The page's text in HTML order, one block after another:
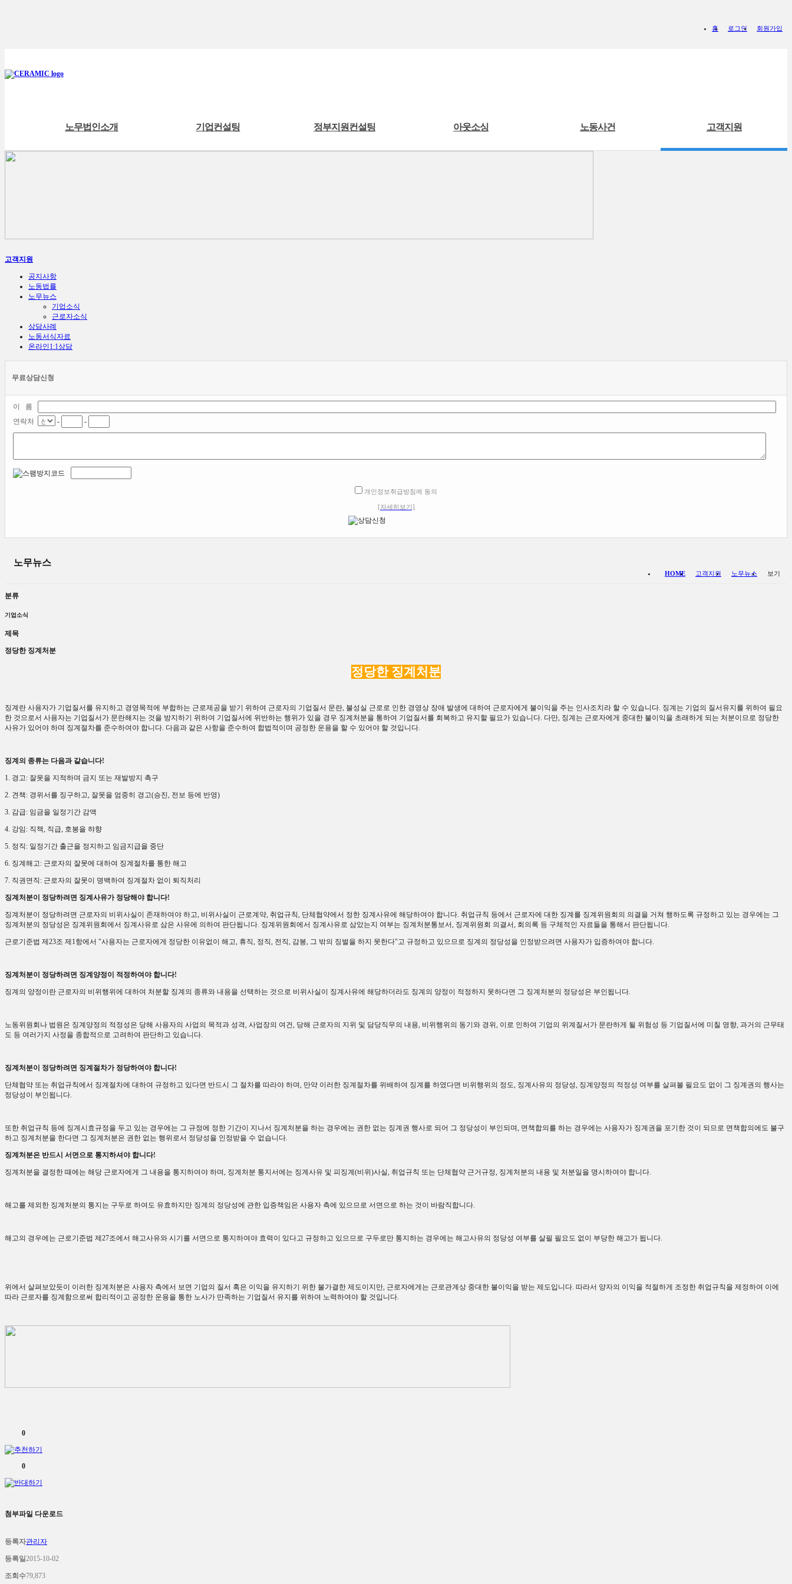
홈 로그인 회원가입
노무법인소개 기업컨설팅 정부지원컨설팅 아웃소싱 노동사건 고객지원
고객지원
공지사항
노동법률
노무뉴스
기업소식
근로자소식
상담사례
노동서식자료
온라인1:1상담
무료상담신청
이 름
연락처
- -
개인정보취급방침에 동의
[자세히보기]
노무뉴스
HOME 고객지원 노무뉴스 보기
분류
기업소식
제목
정당한 징계처분
정당한 징계처분
징계란 사용자가 기업질서를 유지하고 경영목적에 부합하는 근로제공을 받기 위하여 근로자의 기업질서 문란, 불성실 근로로 인한 경영상 장애 발생에 대하여 근로자에게 불이익을 주는 인사조치라 할 수 있습니다. 징계는 기업의 질서유지를 위하여 필요
한 것으로서 사용자는 기업질서가 문란해지는 것을 방지하기 위하여 기업질서에 위반하는 행위가 있을 경우 징계처분을 통하여 기업질서를 회복하고 유지할 필요가 있습니다. 다만, 징계는 근로자에게 중대한 불이익을 초래하게 되는 처분이므로 정당한
사유가 있어야 하며 징계절차를 준수하여야 합니다. 다음과 같은 사항을 준수하여 합법적이며 공정한 운용을 할 수 있어야 할 것입니다.
징계의 종류는 다음과 같습니다!
1. 경고: 잘못을 지적하며 금지 또는 재발방지 촉구
2. 견책: 경위서를 징구하고, 잘못을 엄중히 경고(승진, 전보 등에 반영)
3. 감급: 임금을 일정기간 감액
4. 강임 : 직책, 직급, 호봉을 햐향
5. 정직 : 일정기간 출근을 정지하고 임금지급을 중단
6. 징계해고: 근로자의 잘못에 대하여 징계절차를 통한 해고
7. 직권면직 : 근로자의 잘못이 명백하여 징계절차 없이 퇴직처리
징계처분이 정당하려면 징계사유가 정당해야 합니다!
징계처분이 정당하려면 근로자의 비위사실이 존재하여야 하고, 비위사실이 근로계약, 취업규칙, 단체협약에서 정한 징계사유에 해당하여야 합니다. 취업규칙 등에서 근로자에 대한 징계를 징계위원회의 의결을 거쳐 행하도록 규정하고 있는 경우에는 그
징계처분의 정당성은 징계위원회에서 징계사유로 삼은 사유에 의하여 판단됩니다. 징계위원회에서 징계사유로 삼았는지 여부는 징계처분통보서, 징계위원회 의결서, 회의록 등 구체적인 자료들을 통해서 판단됩니다.
근로기준법 제 23조 제 1항에서 "사용자는 근로자에게 정당한 이유없이 해고, 휴직, 정직, 전직, 감봉, 그 밖의 징벌을 하지 못한다"고 규정하고 있으므로 징계의 정당성을 인정받으려면 사용자가 입증하여야 합니다.
징계처분이 정당하려면 징계양정이 적정하여야 합니다!
징계의 양정이란 근로자의 비위행위에 대하여 처분할 징계의 종류와 내용을 선택하는 것으로 비위사실이 징계사유에 해당하더라도 징계의 양정이 적정하지 못하다면 그 징계처분의 정당성은 부인됩니다.
노동위원회나 법원은 징계양정의 적정성은 당해 사용자의 사업의 목적과 성격, 사업장의 여건, 당해 근로자의 지위 및 담당직무의 내용, 비위행위의 동기와 경위 , 이로 인하여 기업의 위계질서가 문란하게 될 위험성 등 기업질서에 미칠 영향, 과거의 근무태
도 등 여러가지 사정을 종합적으로 고려하여 판단하고 있습니다.
징계처분이 정당하려면 징계절차가 정당하여야 합니다!
단체협약 또는 취업규칙에서 징계절차에 대하여 규정하고 있다면 반드시 그 절차를 따라야 하며, 만약 이러한 징계절차를 위배하여 징계를 하였다면 비위행위의 정도, 징계사유의 정당성, 징계양정의 적정성 여부를 살펴볼 필요도 없이 그 징계권의 행사는
정당성이 부인됩니다.
또한 취업규칙 등에 징계시효규정을 두고 있는 경우에는 그 규정에 정한 기간이 지나서 징계처분을 하는 경우에는 권한 없는 징계권 행사로 되어 그 정당성이 부인되며, 면책합의를 하는 경우에는 사용자가 징계권을 포기한 것이 되므로 면책합의에도 불구
하고 징계처분을 한다면 그 징계처분은 권한 없는 행위로서 정당성을 인정받을 수 없습니다.
징계처분은 반드시 서면으로 통지하셔야 합니다!
징계처분을 결정한 때에는 해당 근로자에게 그 내용을 통지하여야 하며, 징계처분 통지서에는 징계사유 및 피징계 (비위 )사실, 취업규칙 또는 단체협약 근거규정, 징계처분의 내용 및 처분일을 명시하여야 합니다.
해고를 제외한 징계처분의 통지는 구두로 하여도 유효하지만 징계의 정당성에 관한 입증책임은 사용자 측에 있으므로 서면으로 하는 것이 바람직합니다.
해고의 경우에는 근로기준법 제 27조에서 해고사유와 시기를 서면으로 통지하여야 효력이 있다고 규정하고 있으므로 구두로만 통지하는 경우에는 해고사유의 정당성 여부를 살필 필요도 없이 부당한 해고가 됩니다.
위에서 살펴보았듯이 이러한 징계처분은 사용자 측에서 보면 기업의 질서 혹은 이익을 유지하기 위한 불가결한 제도이지만, 근로자에게는 근로관계상 중대한 불이익을 받는 제도입니다. 따라서 양자의 이익을 적절하게 조정한 취업규칙을 제정하여 이에
따라 근로자를 징계함으로써 합리적이고 공정한 운용을 통한 노사가 만족하는 기업질서 유지를 위하여 노력하여야 할 것입니다.
0
0
첨부파일 다운로드
등록자관리자
등록일2015-10-02
조회수79,873